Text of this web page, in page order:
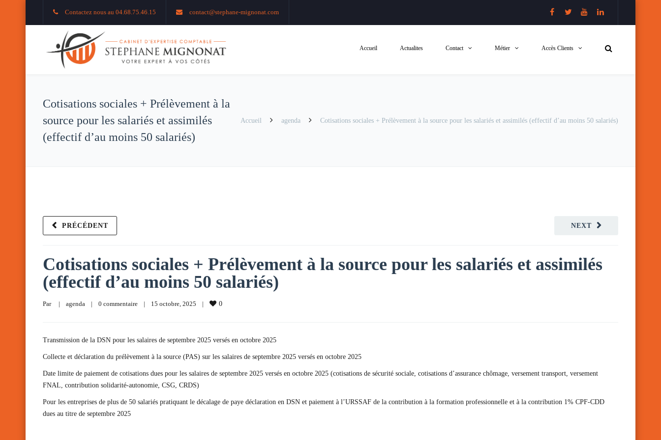
Contactez nous au 04.68.75.46.15 contact@stephane-mignonat.com
Accueil Actualites Contact Métier Accès Clients
Cotisations sociales + Prélèvement à la
source pour les salariés et assimilés
(effectif d’au moins 50 salariés)
Accueil agenda Cotisations sociales + Prélèvement à la source pour les salariés et assimilés (effectif d’au moins 50 salariés)
NEXT
PRÉCÉDENT
Cotisations sociales + Prélèvement à la source pour les salariés et assimilés
(effectif d’au moins 50 salariés)
Par | agenda | 0 commentaire | 15 octobre, 2025 | 0
Transmission de la DSN pour les salaires de septembre 2025 versés en octobre 2025
Collecte et déclaration du prélèvement à la source (PAS) sur les salaires de septembre 2025 versés en octobre 2025
Date limite de paiement de cotisations dues pour les salaires de septembre 2025 versés en octobre 2025 (cotisations de sécurité sociale, cotisations d’assurance chômage, versement transport, versement
FNAL, contribution solidarité-autonomie, CSG, CRDS)
Pour les entreprises de plus de 50 salariés pratiquant le décalage de paye déclaration en DSN et paiement à l’URSSAF de la contribution à la formation professionnelle et à la contribution 1% CPF-CDD
dues au titre de septembre 2025